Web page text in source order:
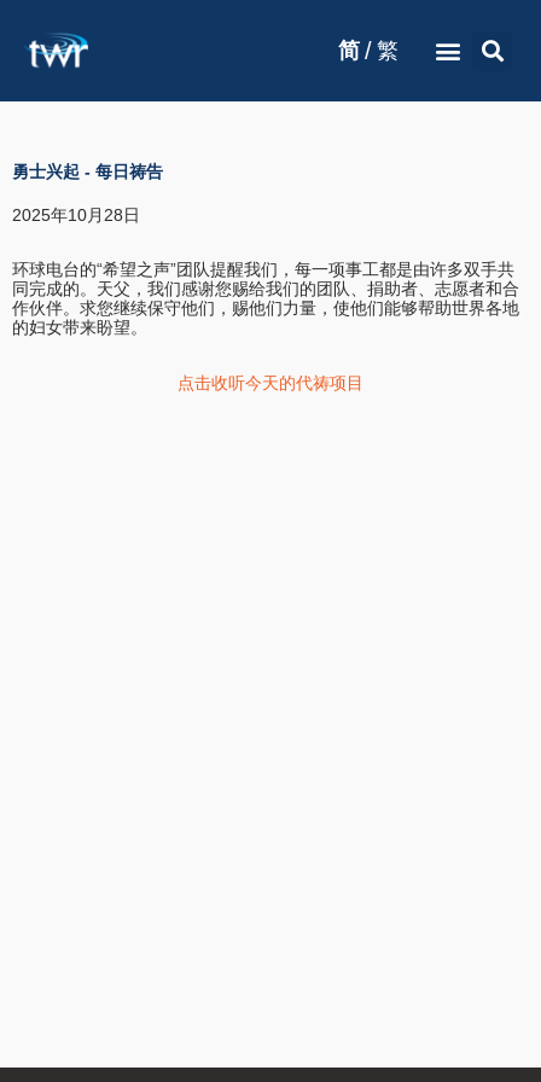
简 / 繁
勇士兴起 - 每日祷告
2025年10月28日
环球电台的“希望之声”团队提醒我们，每一项事工都是由许多双手共
同完成的。天父，我们感谢您赐给我们的团队、捐助者、志愿者和合
作伙伴。求您继续保守他们，赐他们力量，使他们能够帮助世界各地
的妇女带来盼望。
点击收听今天的代祷项目